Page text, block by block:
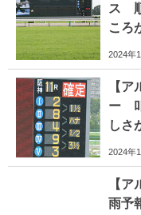
ス
ころ
2024年
【
ー
しさ
2024年
【
雨予